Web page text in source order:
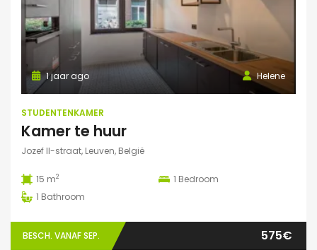
Helene
1 jaar ago
STUDENTENKAMER
Kamer te huur
Jozef II-straat, Leuven, België
15 m2 1 Bedroom
1 Bathroom
BESCH. VANAF SEP. 575€